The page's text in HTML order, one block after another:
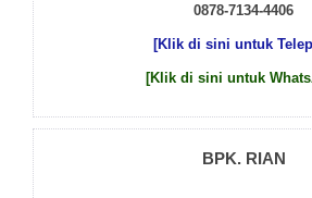
0878-7134-4406
[Klik di sini untuk
[Klik di sini untuk
BPK. RIAN